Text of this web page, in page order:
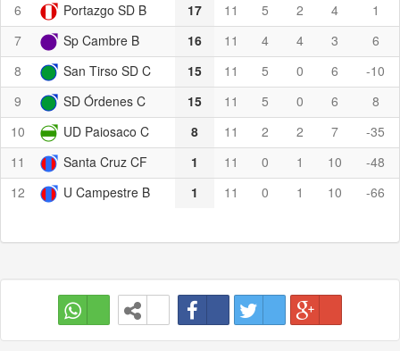
6
Portazgo SD B 17 11 5 2 4
1
7
Sp Cambre B 16 11 4 4 3
6
8
San Tirso SD C 15 11 5 0 6
-10
9
SD Órdenes C 15 11 5 0 6
8
10
UD Paiosaco C 8 11 2 2 7
-35
11
Santa Cruz CF 1 11 0 1 10
-48
12
U Campestre B 1 11 0 1 10 -66